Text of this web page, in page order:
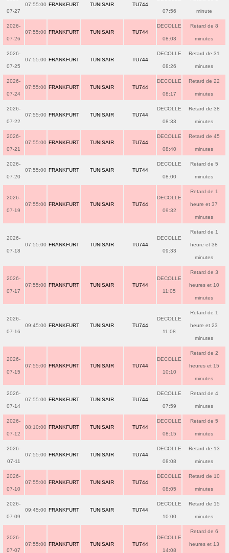
07-27
07:55:00 FRANKFURT TUNISAIR TU744
07:56 minute
2026-
07-26
07:55:00 FRANKFURT TUNISAIR TU744
DECOLLE
08:03
Retard de 8
minutes
2026-
07-25
07:55:00 FRANKFURT TUNISAIR TU744
DECOLLE
08:26
Retard de 31
minutes
2026-
07-24
07:55:00 FRANKFURT TUNISAIR TU744
DECOLLE
08:17
Retard de 22
minutes
2026-
07-22
07:55:00 FRANKFURT TUNISAIR TU744
DECOLLE
08:33
Retard de 38
minutes
2026-
07-21
07:55:00 FRANKFURT TUNISAIR TU744
DECOLLE
08:40
Retard de 45
minutes
2026-
07-20
07:55:00 FRANKFURT TUNISAIR TU744
DECOLLE
08:00
Retard de 5
minutes
2026-
07-19
07:55:00 FRANKFURT TUNISAIR TU744
DECOLLE
09:32
Retard de 1
heure et 37
minutes
2026-
07-18
07:55:00 FRANKFURT TUNISAIR TU744
DECOLLE
09:33
Retard de 1
heure et 38
minutes
2026-
07-17
07:55:00 FRANKFURT TUNISAIR TU744
DECOLLE
11:05
Retard de 3
heures et 10
minutes
2026-
07-16
09:45:00 FRANKFURT TUNISAIR TU744
DECOLLE
11:08
Retard de 1
heure et 23
minutes
2026-
07-15
07:55:00 FRANKFURT TUNISAIR TU744
DECOLLE
10:10
Retard de 2
heures et 15
minutes
2026-
07-14
07:55:00 FRANKFURT TUNISAIR TU744
DECOLLE
07:59
Retard de 4
minutes
2026-
07-12
08:10:00 FRANKFURT TUNISAIR TU744
DECOLLE
08:15
Retard de 5
minutes
2026-
07-11
07:55:00 FRANKFURT TUNISAIR TU744
DECOLLE
08:08
Retard de 13
minutes
2026-
07-10
07:55:00 FRANKFURT TUNISAIR TU744
DECOLLE
08:05
Retard de 10
minutes
2026-
07-09
09:45:00 FRANKFURT TUNISAIR TU744
DECOLLE
10:00
Retard de 15
minutes
2026-
07-07
07:55:00 FRANKFURT TUNISAIR TU744
DECOLLE
14:08
Retard de 6
heures et 13